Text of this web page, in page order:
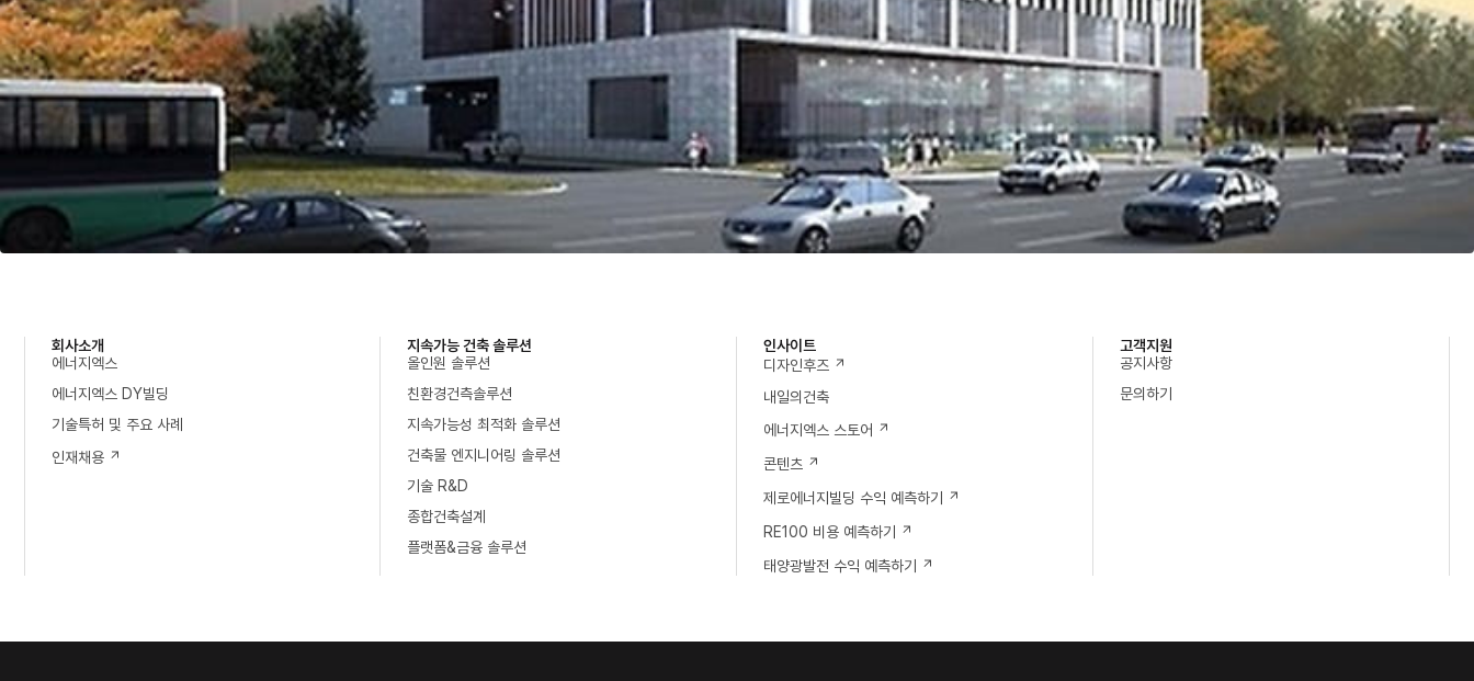
회사소개
에너지엑스
에너지엑스 DY빌딩
기술특허 및 주요 사례
인재채용
지속가능 건축 솔루션
올인원 솔루션
친환경건측솔루션
지속가능성 최적화 솔루션
건축물 엔지니어링 솔루션
기술 R&D
종합건축설계
플랫폼&금융 솔루션
인사이트
디자인후즈
내일의건축
에너지엑스 스토어
콘텐츠
제로에너지빌딩 수익 예측하기
RE100 비용 예측하기
태양광발전 수익 예측하기
고객지원
공지사항
문의하기